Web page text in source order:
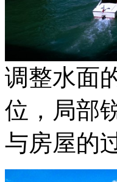
调整水面
位，局部
与房屋的